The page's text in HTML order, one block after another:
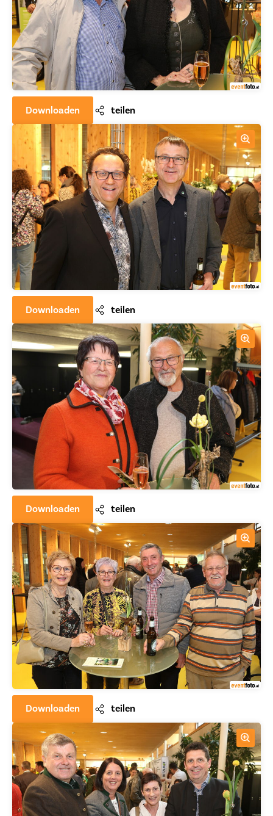
Downloaden teilen
Downloaden teilen
Downloaden teilen
Downloaden teilen